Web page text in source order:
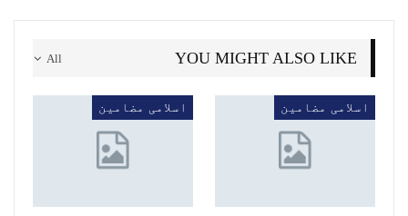
All YOU MIGHT ALSO LIKE
اسلامی مضامین اسلامی مضامین